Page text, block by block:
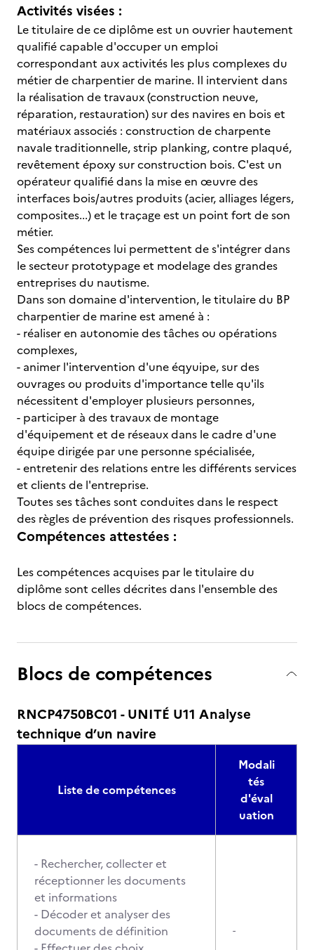
Activités visées :
Le titulaire de ce diplôme est un ouvrier hautement
qualifié capable d'occuper un emploi
correspondant aux activités les plus complexes du
métier de charpentier de marine. Il intervient dans
la réalisation de travaux (construction neuve,
réparation, restauration) sur des navires en bois et
matériaux associés : construction de charpente
navale traditionnelle, strip planking, contre plaqué,
revêtement époxy sur construction bois. C'est un
opérateur qualifié dans la mise en œuvre des
interfaces bois/autres produits (acier, alliages légers,
composites...) et le traçage est un point fort de son
métier.
Ses compétences lui permettent de s'intégrer dans
le secteur prototypage et modelage des grandes
entreprises du nautisme.
Dans son domaine d'intervention, le titulaire du BP
charpentier de marine est amené à :
- réaliser en autonomie des tâches ou opérations
complexes,
- animer l'intervention d'une éqyuipe, sur des
ouvrages ou produits d'importance telle qu'ils
nécessitent d'employer plusieurs personnes,
- participer à des travaux de montage
d'équipement et de réseaux dans le cadre d'une
équipe dirigée par une personne spécialisée,
- entretenir des relations entre les différents services
et clients de l'entreprise.
Toutes ses tâches sont conduites dans le respect
des règles de prévention des risques professionnels.
Compétences attestées :
Les compétences acquises par le titulaire du
diplôme sont celles décrites dans l'ensemble des
blocs de compétences.
Blocs de compétences
RNCP4750BC01 - UNITÉ U11 Analyse
technique d’un navire
Liste de compétences
Modali
tés
d'éval
uation
- Rechercher, collecter et
réceptionner les documents
et informations
- Décoder et analyser des
documents de définition
-